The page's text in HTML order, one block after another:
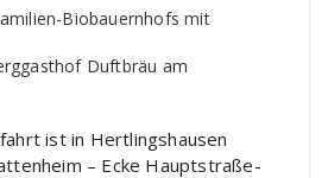
Biobauernhofs mit
Duftbräu am
ist in Hertlingshausen
– Ecke Hauptstraße-